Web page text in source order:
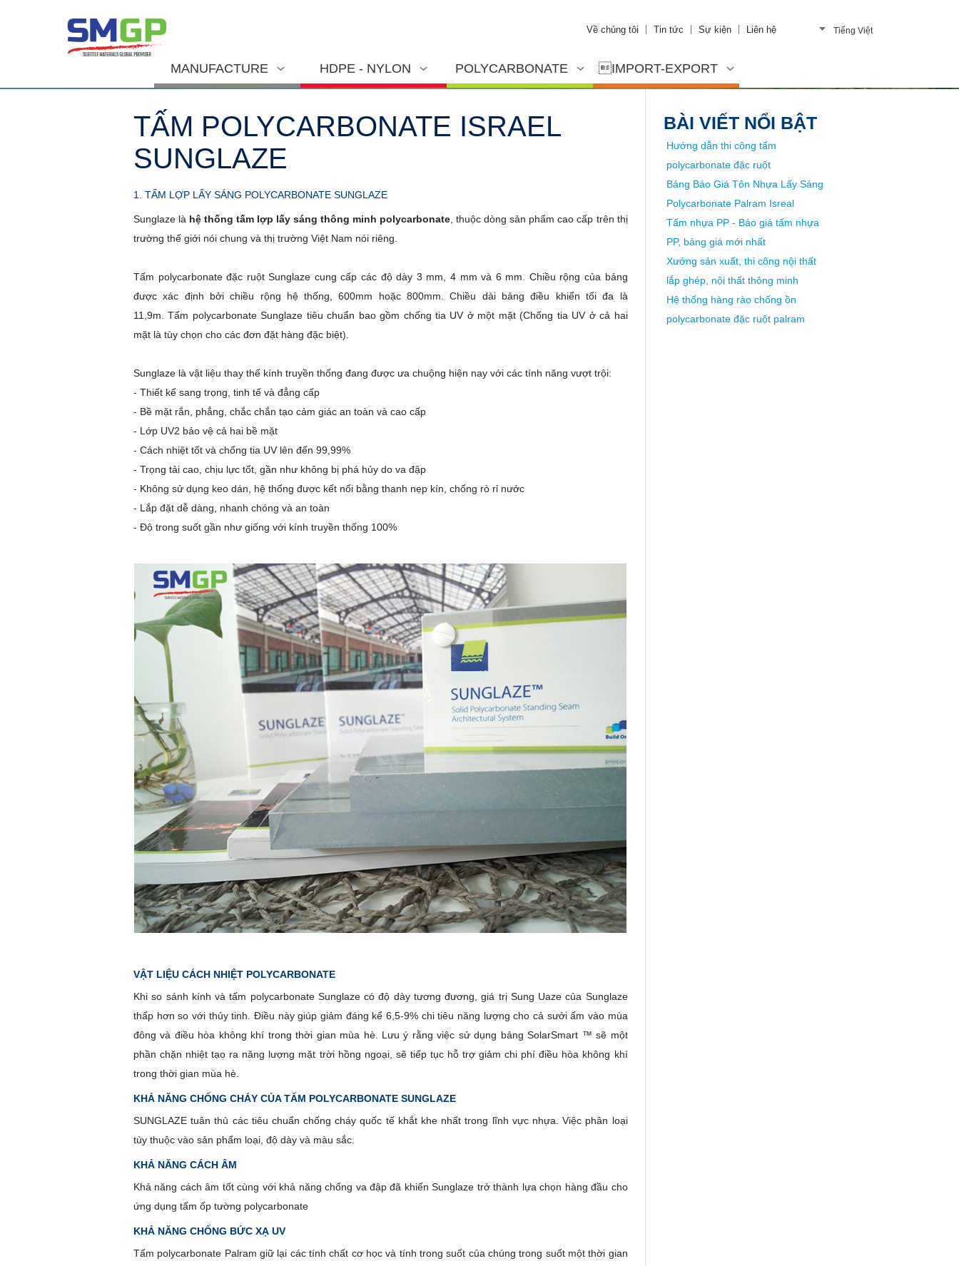
Về chúng tôi Tin tức Sự kiện Liên hệ Tiếng Việt
MANUFACTURE HDPE - NYLON POLYCARBONATE IMPORT-EXPORT
TẤM POLYCARBONATE ISRAEL
SUNGLAZE
1. TẤM LỢP LẤY SÁNG POLYCARBONATE SUNGLAZE
Sunglaze là hệ thống tấm lợp lấy sáng thông minh polycarbonate , thuộc dòng sản phẩm cao cấp trên thị
trường thế giới nói chung và thị trường Việt Nam nói riêng.
Tấm polycarbonate đặc ruột Sunglaze cung cấp các độ dày 3 mm, 4 mm và 6 mm. Chiều rộng của bảng
được xác định bởi chiều rộng hệ thống, 600mm hoặc 800mm. Chiều dài bảng điều khiển tối đa là
11,9m. Tấm polycarbonate Sunglaze tiêu chuẩn bao gồm chống tia UV ở một mặt (Chống tia UV ở cả hai
mặt là tùy chọn cho các đơn đặt hàng đặc biệt).
Sunglaze là vật liệu thay thế kính truyền thống đang được ưa chuộng hiện nay với các tính năng vượt trội:
- Thiết kế sang trọng, tinh tế và đẳng cấp
- Bề mặt rắn, phẳng, chắc chắn tạo cảm giác an toàn và cao cấp
- Lớp UV2 bảo vệ cả hai bề mặt
- Cách nhiệt tốt và chống tia UV lên đến 99,99%
- Trọng tải cao, chịu lực tốt, gần như không bị phá hủy do va đập
- Không sử dụng keo dán, hệ thống được kết nối bằng thanh nẹp kín, chống rò rỉ nước
- Lắp đặt dễ dàng, nhanh chóng và an toàn
- Độ trong suốt gần như giống với kính truyền thống 100%
VẬT LIỆU CÁCH NHIỆT POLYCARBONATE
Khi so sánh kính và tấm polycarbonate Sunglaze có độ dày tương đương, giá trị Sung Uaze của Sunglaze
thấp hơn so với thủy tinh. Điều này giúp giảm đáng kể 6,5-9% chi tiêu năng lượng cho cả sưởi ấm vào mùa
đông và điều hòa không khí trong thời gian mùa hè. Lưu ý rằng việc sử dụng bảng SolarSmart ™ sẽ một
phần chặn nhiệt tạo ra năng lượng mặt trời hồng ngoại, sẽ tiếp tục hỗ trợ giảm chi phí điều hòa không khí
trong thời gian mùa hè.
KHẢ NĂNG CHỐNG CHÁY CỦA TẤM POLYCARBONATE SUNGLAZE
SUNGLAZE tuân thủ các tiêu chuẩn chống cháy quốc tế khắt khe nhất trong lĩnh vực nhựa. Việc phân loại
tùy thuộc vào sản phẩm loại, độ dày và màu sắc.
KHẢ NĂNG CÁCH ÂM
Khả năng cách âm tốt cùng với khả năng chống va đập đã khiến Sunglaze trở thành lựa chọn hàng đầu cho
ứng dụng tấm ốp tường polycarbonate
KHẢ NĂNG CHỐNG BỨC XẠ UV
Tấm polycarbonate Palram giữ lại các tính chất cơ học và tính trong suốt của chúng trong suốt một thời gian
BÀI VIẾT NỔI BẬT
Hướng dẫn thi công tấm
polycarbonate đặc ruột
Bảng Báo Giá Tôn Nhựa Lấy Sáng
Polycarbonate Palram Isreal
Tấm nhựa PP - Báo giá tấm nhựa
PP, bảng giá mới nhất
Xưởng sản xuất, thi công nội thất
lắp ghép, nội thất thông minh
Hệ thống hàng rào chống ồn
polycarbonate đặc ruột palram